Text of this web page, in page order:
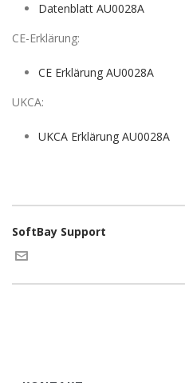
Datenblatt AU0028A
CE-Erklärung:
CE Erklärung AU0028A
UKCA:
UKCA Erklärung AU0028A
SoftBay Support